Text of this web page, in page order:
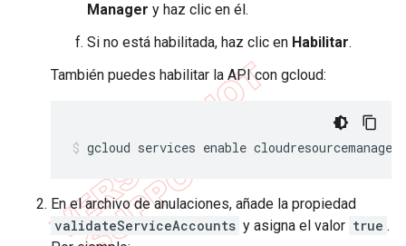
Manager y haz clic en él.
Si no está habilitada, haz clic en Habilitar.
También puedes habilitar la API con gcloud:
gcloud services enable
En el archivo de anulaciones, añade la propiedad
validateServiceAccounts y asigna el valor true .